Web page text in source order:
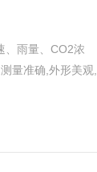
、雨量、CO2浓
量准确,外形美观,